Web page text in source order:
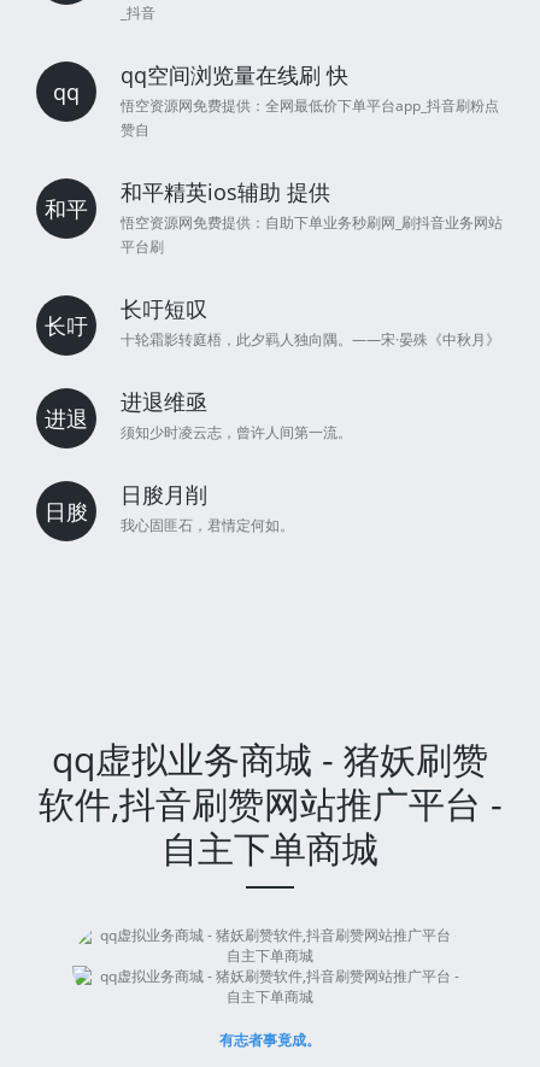
_抖音
qq
qq空间浏览量在线刷 快
悟空资源网免费提供：全网最低价下单平台app_抖音刷粉点
赞自
和平
和平精英ios辅助 提供
悟空资源网免费提供：自助下单业务秒刷网_刷抖音业务网站
平台刷
长吁
长吁短叹
十轮霜影转庭梧，此夕羁人独向隅。——宋·晏殊《中秋月》
进退
进退维亟
须知少时凌云志，曾许人间第一流。
日朘
日朘月削
我心固匪石，君情定何如。
qq虚拟业务商城 - 猪妖刷赞
软件,抖音刷赞网站推广平台 -
自主下单商城
有志者事竟成。